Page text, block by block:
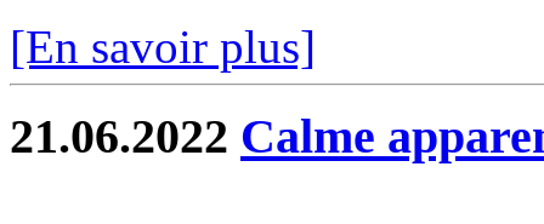
[En savoir plus]
21.06.2022 Calme